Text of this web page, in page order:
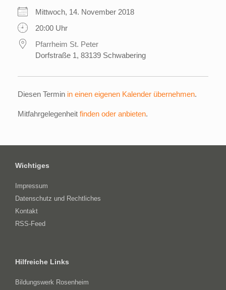
Mittwoch, 14. November 2018
20:00 Uhr
Pfarrheim St. Peter
Dorfstraße 1, 83139 Schwabering
Diesen Termin in einen eigenen Kalender übernehmen.
Mitfahrgelegenheit finden oder anbieten.
Wichtiges
Impressum
Datenschutz und Rechtliches
Kontakt
RSS-Feed
Hilfreiche Links
Bildungswerk Rosenheim